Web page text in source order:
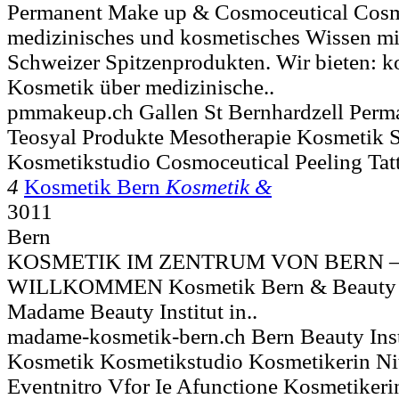
Permanent Make up & Cosmoceutical
medizinisches und kosmetisches Wissen
Schweizer Spitzenprodukten. Wir bieten:
Kosmetik über medizinische..
pmmakeup.ch Gallen St Bernhardzell
Teosyal Produkte Mesotherapie Kosmetik
Kosmetikstudio Cosmoceutical Peeling
4 Kosmetik Bern Kosmetik &
3011
Bern
KOSMETIK IM ZENTRUM VON BERN
WILLKOMMEN Kosmetik Bern & Beauty
Madame Beauty Institut in..
madame-kosmetik-bern.ch Bern Beauty
Kosmetik Kosmetikstudio Kosmetikerin
Eventnitro Vfor Ie Afunctione